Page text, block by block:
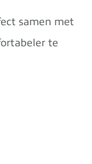
samen met
te